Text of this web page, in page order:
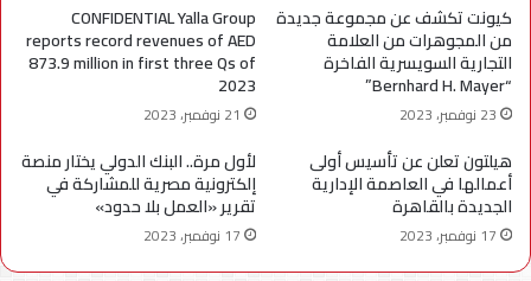
كيونت تكشف عن مجموعة جديدة
من المجوهرات من العلامة
التجارية السويسرية الفاخرة
“Bernhard H. Mayer”
23 نوفمبر، 2023
CONFIDENTIAL Yalla Group
reports record revenues of AED
873.9 million in first three Qs of
2023
21 نوفمبر، 2023
هيلتون تعلن عن تأسيس أولى
أعمالها في العاصمة الإدارية
الجديدة بالقاهرة
17 نوفمبر، 2023
لأول مرة.. البنك الدولي يختار منصة
إلكترونية مصرية للمشاركة في
تقرير «العمل بلا حدود»
17 نوفمبر، 2023